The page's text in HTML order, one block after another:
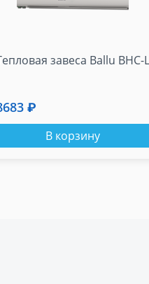
завеса Ballu BHC-
₽
В корзину